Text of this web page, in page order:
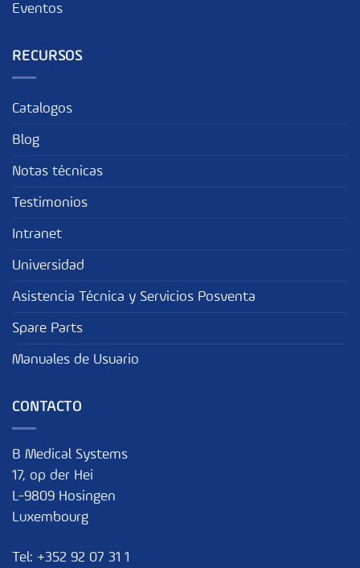
Eventos
RECURSOS
Catalogos
Blog
Notas técnicas
Testimonios
Intranet
Universidad
Asistencia Técnica y Servicios Posventa
Spare Parts
Manuales de Usuario
CONTACTO
B Medical Systems
17, op der Hei
L-9809 Hosingen
Luxembourg
Tel: +352 92 07 31 1